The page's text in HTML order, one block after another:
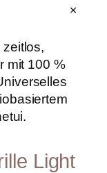
mit 100 %
Light